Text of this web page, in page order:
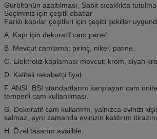
Gürültünün azaltılması, Sabit sıcaklıkta
Seçiminiz için çeşitli ebatlar
Farklı kapılar çeşitleri için çeşitli şekiller
A. Kapı için dekoratif cam panel.
B. Mevcut camlama: pirinç, nikel, patine.
C. Elektroliz kaplaması mevcut: krom, siyah
D. Kaliteli rekabetçi fiyat.
F. ANSI, BSI standartlarını karşılayan cam
temperli cam kullanılması.
G. Dekoratif cam kullanımı, yalnızca evinizi
kalmaz, aynı zamanda evinizin kaldırım
H. Özel tasarım availble.